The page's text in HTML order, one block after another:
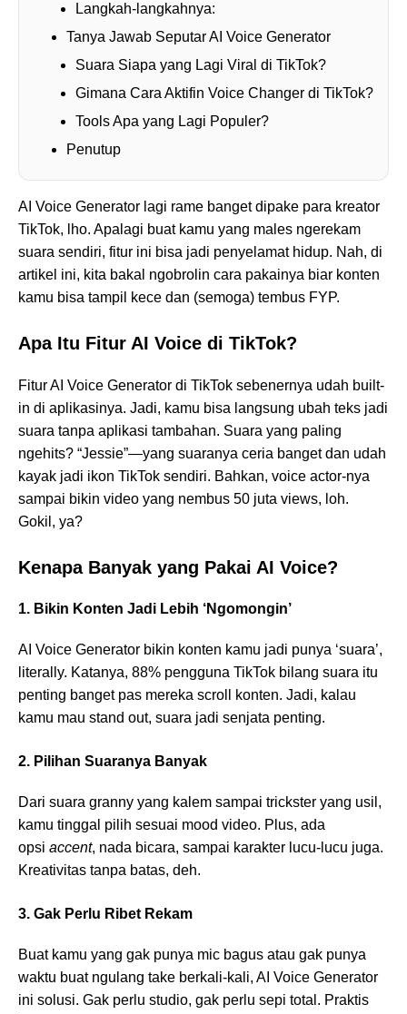
Langkah-langkahnya:
Tanya Jawab Seputar AI Voice Generator
Suara Siapa yang Lagi Viral di TikTok?
Gimana Cara Aktifin Voice Changer di TikTok?
Tools Apa yang Lagi Populer?
Penutup
AI Voice Generator lagi rame banget dipake para kreator
TikTok, lho. Apalagi buat kamu yang males ngerekam
suara sendiri, fitur ini bisa jadi penyelamat hidup. Nah, di
artikel ini, kita bakal ngobrolin cara pakainya biar konten
kamu bisa tampil kece dan (semoga) tembus FYP.
Apa Itu Fitur AI Voice di TikTok?
Fitur AI Voice Generator di TikTok sebenernya udah built-
in di aplikasinya. Jadi, kamu bisa langsung ubah teks jadi
suara tanpa aplikasi tambahan. Suara yang paling
ngehits? “Jessie”—yang suaranya ceria banget dan udah
kayak jadi ikon TikTok sendiri. Bahkan, voice actor-nya
sampai bikin video yang nembus 50 juta views, loh.
Gokil, ya?
Kenapa Banyak yang Pakai AI Voice?
1. Bikin Konten Jadi Lebih ‘Ngomongin’
AI Voice Generator bikin konten kamu jadi punya ‘suara’,
literally. Katanya, 88% pengguna TikTok bilang suara itu
penting banget pas mereka scroll konten. Jadi, kalau
kamu mau stand out, suara jadi senjata penting.
2. Pilihan Suaranya Banyak
Dari suara granny yang kalem sampai trickster yang usil,
kamu tinggal pilih sesuai mood video. Plus, ada
opsi accent, nada bicara, sampai karakter lucu-lucu juga.
Kreativitas tanpa batas, deh.
3. Gak Perlu Ribet Rekam
Buat kamu yang gak punya mic bagus atau gak punya
waktu buat ngulang take berkali-kali, AI Voice Generator
ini solusi. Gak perlu studio, gak perlu sepi total. Praktis